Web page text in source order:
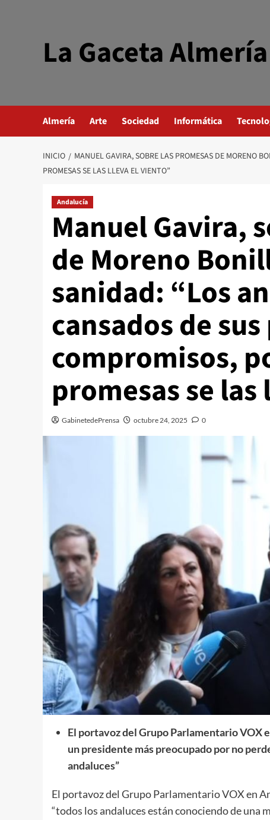
La Gaceta Almería
Almería Arte Sociedad Informática
INICIO
MANUEL GAVIRA, SOBRE LAS PROMESAS DE MORENO
PROMESAS SE LAS LLEVA EL VIENTO”
Andalucía
Manuel Gavira,
de Moreno
sanidad: “Los
cansados de
compromisos,
promesas se
GabinetedePrensa octubre 24, 2025 0
El portavoz del Grupo Parlamentario VOX
un presidente más preocupado por no
andaluces”
El portavoz del Grupo Parlamentario VOX en
“todos los andaluces están conociendo de una